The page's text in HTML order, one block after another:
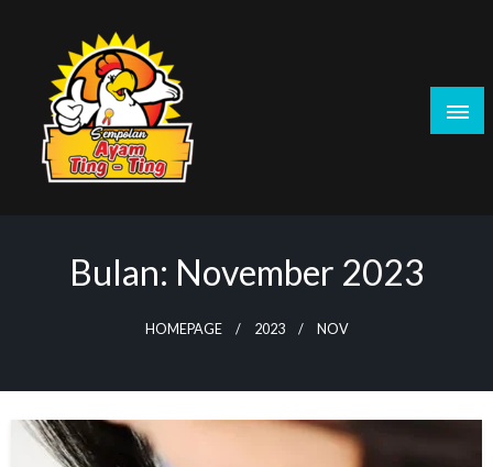
Tingting Sensasi Jajanan Ayam Linting
Bulan: November 2023
HOMEPAGE 2023 NOV